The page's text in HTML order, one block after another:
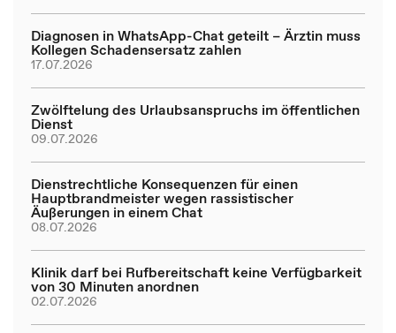
Diagnosen in WhatsApp-Chat geteilt – Ärztin muss
Kollegen Schadensersatz zahlen
17.07.2026
Zwölftelung des Urlaubsanspruchs im öffentlichen
Dienst
09.07.2026
Dienstrechtliche Konsequenzen für einen
Hauptbrandmeister wegen rassistischer
Äußerungen in einem Chat
08.07.2026
Klinik darf bei Rufbereitschaft keine Verfügbarkeit
von 30 Minuten anordnen
02.07.2026